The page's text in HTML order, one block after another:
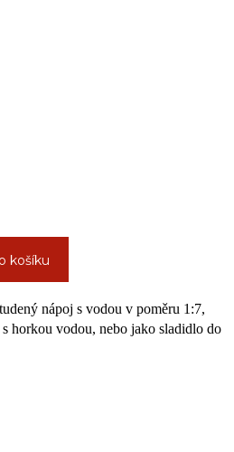
košíku
nápoj s vodou v poměru 1:7,
horkou vodou, nebo jako sladidlo do